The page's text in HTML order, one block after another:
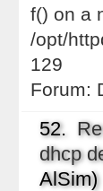
f() on a
/opt/
129
Forum:
52.
dhcp
AlSim)